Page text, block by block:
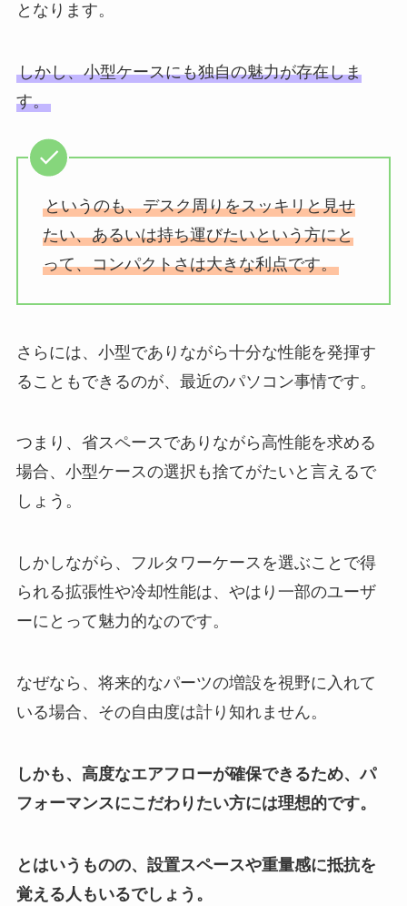
となります。
しかし、小型ケースにも独自の魅力が存在しま
す。
というのも、デスク周りをスッキリと見せ
たい、あるいは持ち運びたいという方にと
って、コンパクトさは大きな利点です。
さらには、小型でありながら十分な性能を発揮す
ることもできるのが、最近のパソコン事情です。
つまり、省スペースでありながら高性能を求める
場合、小型ケースの選択も捨てがたいと言えるで
しょう。
しかしながら、フルタワーケースを選ぶことで得
られる拡張性や冷却性能は、やはり一部のユーザ
ーにとって魅力的なのです。
なぜなら、将来的なパーツの増設を視野に入れて
いる場合、その自由度は計り知れません。
しかも、高度なエアフローが確保できるため、パ
フォーマンスにこだわりたい方には理想的です。
とはいうものの、設置スペースや重量感に抵抗を
覚える人もいるでしょう。